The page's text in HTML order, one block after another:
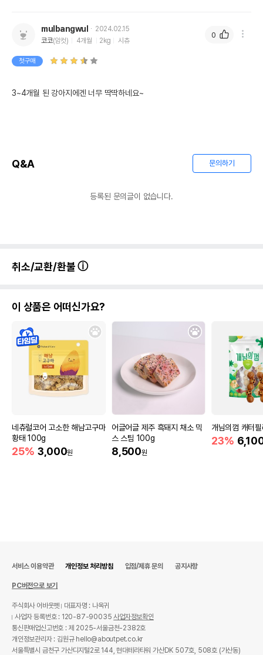
mulbangwul
2024.02.15
코코(암컷) 4개월 2kg 시츄
첫구매
3~4개월 된 강아지에겐 너무 딱딱하네요~
0
Q&A 문의하기
등록된 문의글이 없습니다.
취소/교환/환불
이 상품은 어떠신가요?
네츄럴코어 고소한 해남고구마
황태 100g
25% 3,000원
어글어글 제주 흑돼지 채소 믹
스 스팀 100g
8,500원
개님의껌 캐터
23%
서비스 이용약관 개인정보 처리방침 입점/제휴 문의 공지사항
PC버전으로 보기
주식회사 어바웃펫
대표자명 : 나옥귀
사업자 등록번호 : 120-87-90035사업자정보확인
통신판매업신고번호 : 제 2025-서울금천-2382호
개인정보관리자 : 김원규 hello@aboutpet.co.kr
서울특별시 금천구 가산디지털2로 144, 현대테라타워 가산DK 507호, 508호 (가산동)